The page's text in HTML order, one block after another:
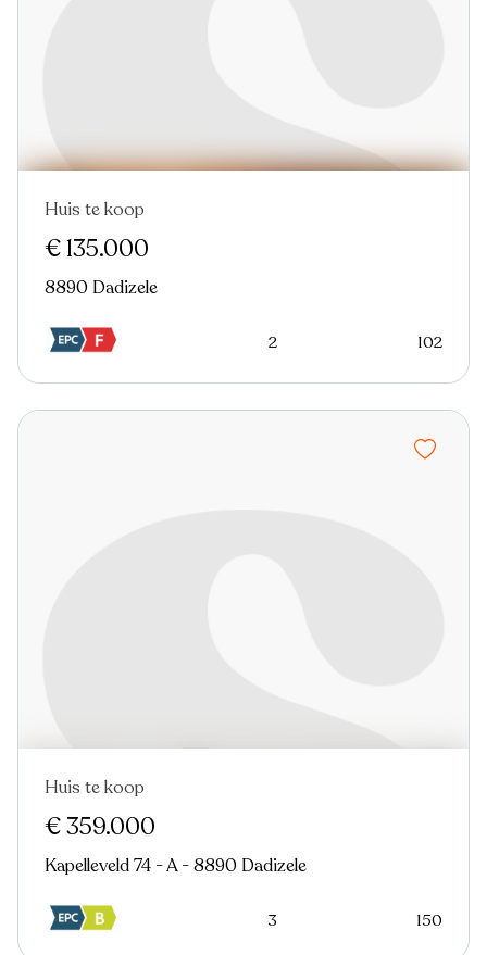
Huis te koop
€ 135.000
8890 Dadizele
2 102
Huis te koop
€ 359.000
Kapelleveld 74 - A - 8890 Dadizele
3 150